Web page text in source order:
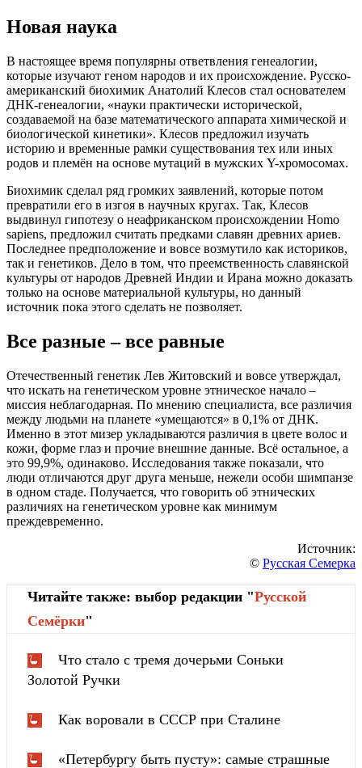
Новая наука
В настоящее время популярны ответвления генеалогии,
которые изучают геном народов и их происхождение. Русско-
американский биохимик Анатолий Клесов стал основателем
ДНК-генеалогии, «науки практически исторической,
создаваемой на базе математического аппарата химической и
биологической кинетики». Клесов предложил изучать
историю и временные рамки существования тех или иных
родов и племён на основе мутаций в мужских Y-хромосомах.
Биохимик сделал ряд громких заявлений, которые потом
превратили его в изгоя в научных кругах. Так, Клесов
выдвинул гипотезу о неафриканском происхождении Homo
sapiens, предложил считать предками славян древних ариев.
Последнее предположение и вовсе возмутило как историков,
так и генетиков. Дело в том, что преемственность славянской
культуры от народов Древней Индии и Ирана можно доказать
только на основе материальной культуры, но данный
источник пока этого сделать не позволяет.
Все разные – все равные
Отечественный генетик Лев Житовский и вовсе утверждал,
что искать на генетическом уровне этническое начало –
миссия неблагодарная. По мнению специалиста, все различия
между людьми на планете «умещаются» в 0,1% от ДНК.
Именно в этот мизер укладываются различия в цвете волос и
кожи, форме глаз и прочие внешние данные. Всё остальное, а
это 99,9%, одинаково. Исследования также показали, что
люди отличаются друг друга меньше, нежели особи шимпанзе
в одном стаде. Получается, что говорить об этнических
различиях на генетическом уровне как минимум
преждевременно.
Источник:
© Русская Семерка
Читайте также: выбор редакции "Русской
Cемёрки"
Что стало с тремя дочерьми Соньки
Золотой Ручки
Как воровали в СССР при Сталине
«Петербургу быть пусту»: самые страшные